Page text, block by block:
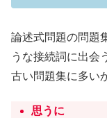
論述式問題の問題
うな接続詞に出会
古い問題集に多い
思うに